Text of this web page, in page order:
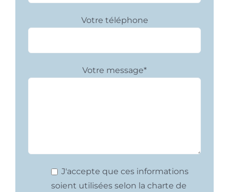
Votre téléphone
Votre message*
J'accepte que ces informations
soient utilisées selon la charte de